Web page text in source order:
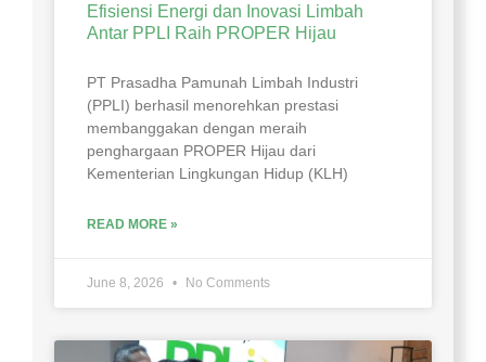
Efisiensi Energi dan Inovasi Limbah
Antar PPLI Raih PROPER Hijau
PT Prasadha Pamunah Limbah Industri
(PPLI) berhasil menorehkan prestasi
membanggakan dengan meraih
penghargaan PROPER Hijau dari
Kementerian Lingkungan Hidup (KLH)
READ MORE »
June 8, 2026 No Comments